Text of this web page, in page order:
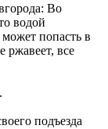
Во
водой
попасть в
ржавеет, все
подъезда